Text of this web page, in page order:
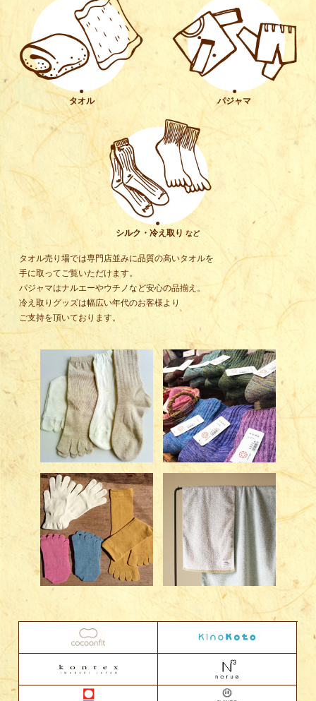
●
タオル
●
パジャマ
●
シルク・冷え取りなど
タオル売り場では専門店並みに品質の高いタオルを
手に取ってご覧いただけます。
パジャマはナルエーやウチノなど安心の品揃え。
冷え取りグッズは幅広い年代のお客様より
ご支持を頂いております。